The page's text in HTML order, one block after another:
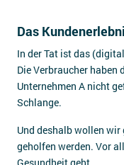
Das
In der Tat ist das
Die Verbraucher haben
Unternehmen A nicht
Schlange.
Und deshalb wollen
geholfen werden. Vor